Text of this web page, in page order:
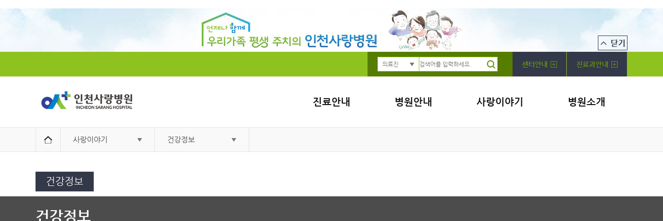
의료진 센터안내 진료과안내
진료안내 병원안내 사랑이야기 병원소개
사랑이야기 건강정보
건강정보
건강정보